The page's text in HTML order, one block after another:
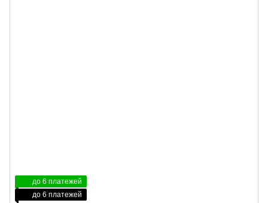
до 6 платежей
до 6 платежей